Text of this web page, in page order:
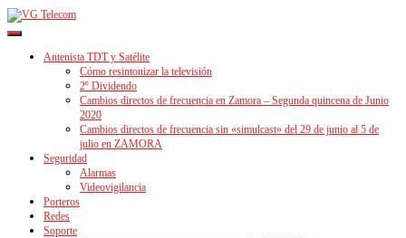
Cambiar
modo
navegación
Antenista TDT y Satélite
Cómo resintonizar la televisión
2º Dividendo
Cambios directos de frecuencia en Zamora – Segunda quincena de Junio
2020
Cambios directos de frecuencia sin «simulcast» del 29 de junio al 5 de
julio en ZAMORA
Seguridad
Alarmas
Videovigilancia
Porteros
Redes
Soporte